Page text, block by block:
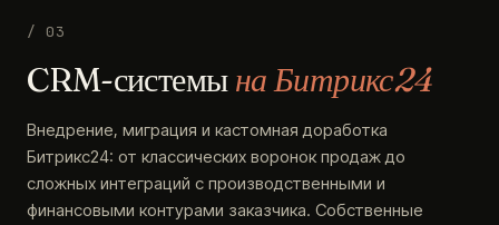
/ 03
CRM-системына Битрикс24
Внедрение, миграция и кастомная доработка
Битрикс24: от классических воронок продаж до
сложных интеграций с производственными и
финансовыми контурами заказчика. Собственные